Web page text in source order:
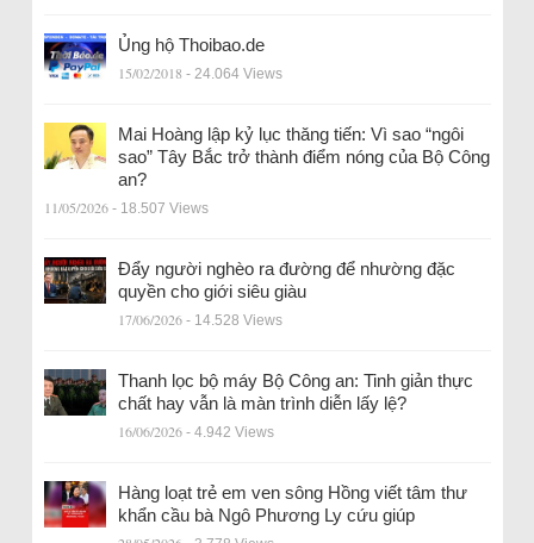
Ủng hộ Thoibao.de
15/02/2018 - 24.064 Views
Mai Hoàng lập kỷ lục thăng tiến: Vì sao “ngôi
sao” Tây Bắc trở thành điểm nóng của Bộ Công
an?
11/05/2026 - 18.507 Views
Đẩy người nghèo ra đường để nhường đặc
quyền cho giới siêu giàu
17/06/2026 - 14.528 Views
Thanh lọc bộ máy Bộ Công an: Tinh giản thực
chất hay vẫn là màn trình diễn lấy lệ?
16/06/2026 - 4.942 Views
Hàng loạt trẻ em ven sông Hồng viết tâm thư
khẩn cầu bà Ngô Phương Ly cứu giúp